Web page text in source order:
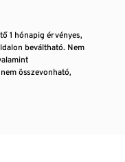
1 hónapig érvényes,
beváltható. Nem
összevonható,